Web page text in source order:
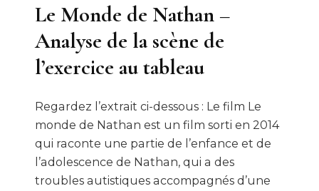
Le Monde de Nathan –
Analyse de la scène de
l’exercice au tableau
Regardez l’extrait ci-dessous : Le film Le
monde de Nathan est un film sorti en 2014
qui raconte une partie de l’enfance et de
l’adolescence de Nathan, qui a des
troubles autistiques accompagnés d’une